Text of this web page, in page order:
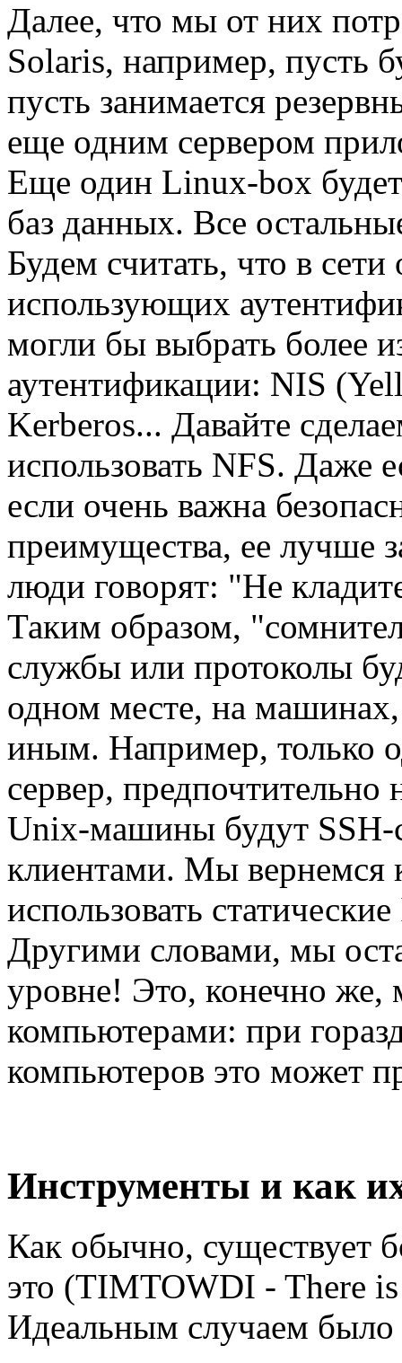
Далее, что мы от них
Solaris, например, пусть
пусть занимается
еще одним сервером
Еще один Linux-box
баз данных. Все
Будем считать, что в
использующих
могли бы выбрать более
аутентификации: NIS
Kerberos... Давайте
использовать NFS. Даже
если очень важна
преимущества, ее лучше
люди говорят: "Не
Таким образом,
службы или протоколы
одном месте, на
иным. Например, только
сервер,
Unix-машины будут SSH-
клиентами. Мы
использовать
Другими словами, мы
уровне! Это, конечно же,
компьютерами: при
компьютеров это может
Инструменты и как
Как обычно, существует
это (TIMTOWDI - There
Идеальным случаем было